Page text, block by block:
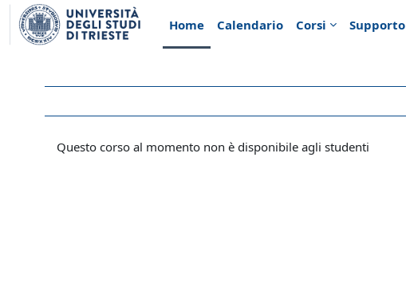
Vai al contenuto principale
Home
Calendario Corsi Supporto
Questo corso al momento non è disponibile agli studenti